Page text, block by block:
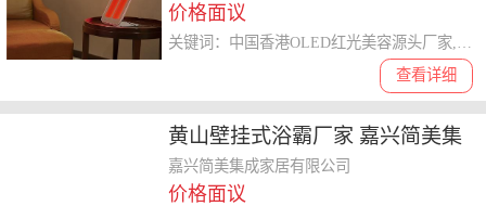
价格面议
查看详细
黄山壁挂式浴霸厂家 嘉兴简美集
成家居供应
嘉兴简美集成家居有限公司
价格面议